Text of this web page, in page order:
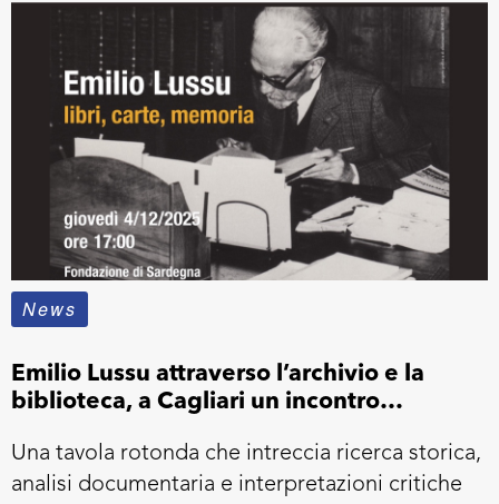
News
Emilio Lussu attraverso l’archivio e la
biblioteca, a Cagliari un incontro
Una tavola rotonda che intreccia ricerca storica,
analisi documentaria e interpretazioni critiche